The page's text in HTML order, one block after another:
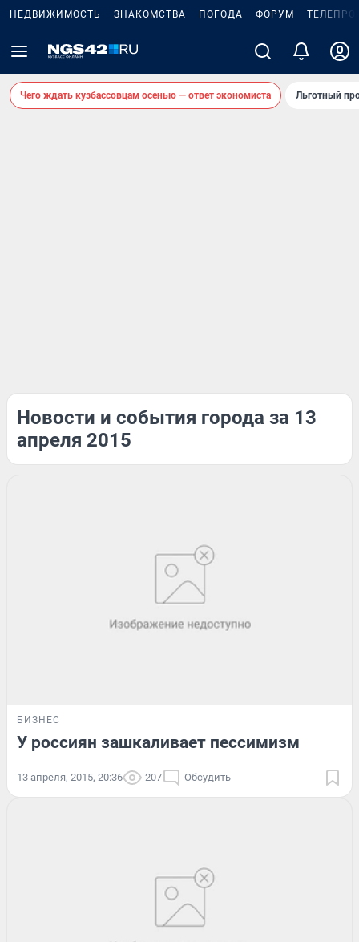
НЕДВИЖИМОСТЬ ЗНАКОМСТВА ПОГОДА ФОРУМ
Чего ждать кузбассовцам осенью — ответ экономиста Льготный
Новости и события города за 13
апреля 2015
БИЗНЕС
У россиян зашкаливает пессимизм
13 апреля, 2015, 20:36 207 Обсудить